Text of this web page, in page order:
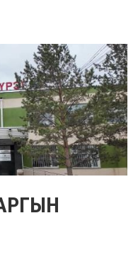
...
2021-2022 ..